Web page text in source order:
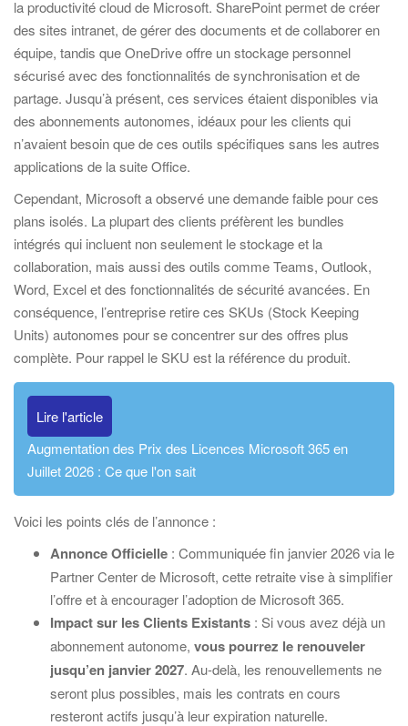
la productivité cloud de Microsoft. SharePoint permet de créer
des sites intranet, de gérer des documents et de collaborer en
équipe, tandis que OneDrive offre un stockage personnel
sécurisé avec des fonctionnalités de synchronisation et de
partage. Jusqu’à présent, ces services étaient disponibles via
des abonnements autonomes, idéaux pour les clients qui
n’avaient besoin que de ces outils spécifiques sans les autres
applications de la suite Office.
Cependant, Microsoft a observé une demande faible pour ces
plans isolés. La plupart des clients préfèrent les bundles
intégrés qui incluent non seulement le stockage et la
collaboration, mais aussi des outils comme Teams, Outlook,
Word, Excel et des fonctionnalités de sécurité avancées. En
conséquence, l’entreprise retire ces SKUs (Stock Keeping
Units) autonomes pour se concentrer sur des offres plus
complète. Pour rappel le SKU est la référence du produit.
Lire l'article
Augmentation des Prix des Licences Microsoft 365 en
Juillet 2026 : Ce que l'on sait
Voici les points clés de l’annonce :
Annonce Officielle : Communiquée fin janvier 2026 via le
Partner Center de Microsoft, cette retraite vise à simplifier
l’offre et à encourager l’adoption de Microsoft 365.
Impact sur les Clients Existants : Si vous avez déjà un
abonnement autonome, vous pourrez le renouveler
jusqu’en janvier 2027. Au-delà, les renouvellements ne
seront plus possibles, mais les contrats en cours
resteront actifs jusqu’à leur expiration naturelle.